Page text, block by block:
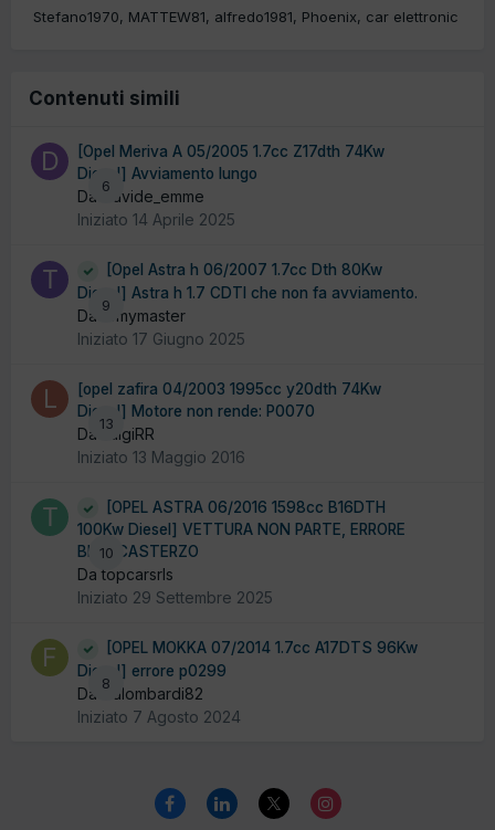
Stefano1970 MATTEW81 alfredo1981 Phoenix car elettronic
Contenuti simili
6
[Opel Meriva A 05/2005 1.7cc Z17dth 74Kw
Diesel] Avviamento lungo
Da Davide_emme
Iniziato 14 Aprile 2025
9
[Opel Astra h 06/2007 1.7cc Dth 80Kw
Diesel] Astra h 1.7 CDTI che non fa avviamento.
Da tomymaster
Iniziato 17 Giugno 2025
13
[opel zafira 04/2003 1995cc y20dth 74Kw
Diesel] Motore non rende: P0070
Da LuigiRR
Iniziato 13 Maggio 2016
10
[OPEL ASTRA 06/2016 1598cc B16DTH
100Kw Diesel] VETTURA NON PARTE, ERRORE
BLOCCASTERZO
Da topcarsrls
Iniziato 29 Settembre 2025
8
[OPEL MOKKA 07/2014 1.7cc A17DTS 96Kw
Diesel] errore p0299
Da fralombardi82
Iniziato 7 Agosto 2024